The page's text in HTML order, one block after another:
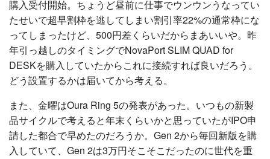
購入受付開始。ちょうど昼前に仕事でウンウンうなってい
たせいで超早割枠を逃してしまい割引率22%の通常枠にな
ってしまったけど、500円差くらいだからまあいいや。昨
年引っ越しのタイミングでNovaPort SLIM QUAD for
DESKを購入していたからこれに接続すれば良いだろう。
どう設置するかは届いてから考える。
また、金曜はOura Ring 5の発表があった。いつもの新製
品サイクルで考えると年末くらいかと思っていたがIPO申
請した都合で早めたのだろうか。Gen 2から毎回新版を購
入していて、Gen 2は3万円そこそこだったのに世代を重